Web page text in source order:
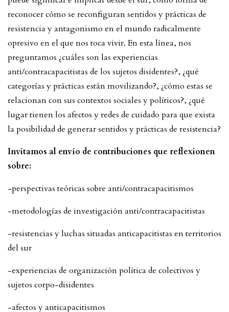
reconocer cómo se reconfiguran sentidos y prácticas de
resistencia y antagonismo en el mundo radicalmente
opresivo en el que nos toca vivir. En esta línea, nos
preguntamos ¿cuáles son las experiencias
anti/contracapacitistas de los sujetos disidentes?, ¿qué
categorías y prácticas están movilizando?, ¿cómo estas se
relacionan con sus contextos sociales y políticos?, ¿qué
lugar tienen los afectos y redes de cuidado para que exista
la posibilidad de generar sentidos y prácticas de resistencia?
Invitamos al envío de contribuciones que reflexionen
sobre:
-perspectivas teóricas sobre anti/contracapacitismos
-metodologías de investigación anti/contracapacitistas
-resistencias y luchas situadas anticapacitistas en territorios
del sur
-experiencias de organización política de colectivos y
sujetos corpo-disidentes
-afectos y anticapacitismos